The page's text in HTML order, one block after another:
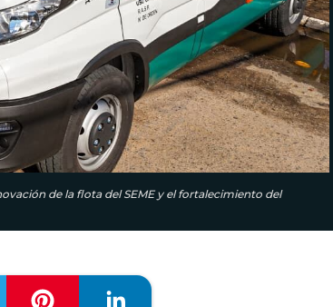
de la flota del SEME y el fortalecimiento del